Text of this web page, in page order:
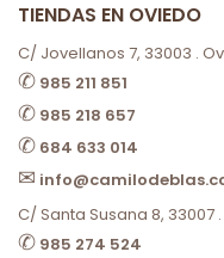
TIENDAS EN OVIEDO
C/ Jovellanos 7, 33003 .
✆ 985 211 851
✆ 985 218 657
✆ 684 633 014
✉
C/ Santa Susana 8, 33007
✆ 985 274 524